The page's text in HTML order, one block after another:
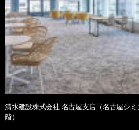
清水建設株式会社 名古屋支店（名古屋シ
階）